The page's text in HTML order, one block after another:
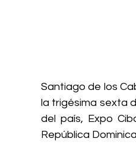
Santiago de los
la trigésima sexta
del país, Expo
República